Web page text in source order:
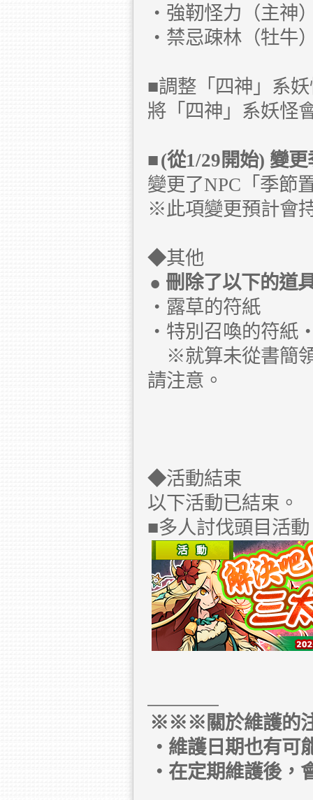
・強靭怪力（主神
・禁忌疎林（牡牛
■調整「四神」系
將「四神」系妖怪
■(從1/29開始) 變
變更了NPC「季節
※此項變更預計會
◆其他
● 刪除了以下的道
・露草的符紙
・特別召喚的符紙
※就算未從書簡領
請注意。
◆活動結束
以下活動已結束。
■多人討伐頭目活
※※※關於維護的
・維護日期也有可
・在定期維護後，